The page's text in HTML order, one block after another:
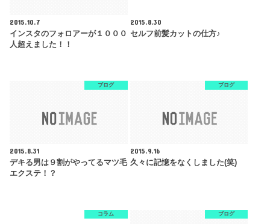
2015.10.7
インスタのフォロアーが１０００
人超えました！！
2015.8.30
セルフ前髪カットの仕方♪
ブログ
2015.8.31
デキる男は９割がやってるマツ毛
エクステ！？
ブログ
2015.9.16
久々に記憶をなくしました(笑)
コラム ブログ